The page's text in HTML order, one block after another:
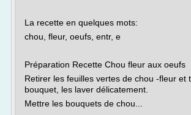
La recette en quelques mots:
chou, fleur, oeufs, entr, e
Préparation Recette Chou fleur aux oeufs
Retirer les feuilles vertes de chou -fleur et
bouquet, les laver délicatement.
Mettre les bouquets de chou...